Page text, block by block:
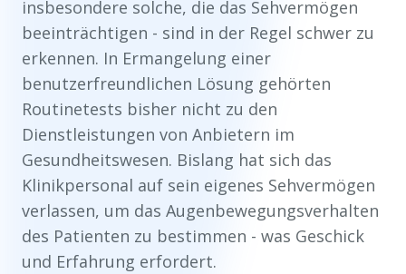
insbesondere solche, die das Sehvermögen
beeinträchtigen - sind in der Regel schwer zu
erkennen. In Ermangelung einer
benutzerfreundlichen Lösung gehörten
Routinetests bisher nicht zu den
Dienstleistungen von Anbietern im
Gesundheitswesen. Bislang hat sich das
Klinikpersonal auf sein eigenes Sehvermögen
verlassen, um das Augenbewegungsverhalten
des Patienten zu bestimmen - was Geschick
und Erfahrung erfordert.